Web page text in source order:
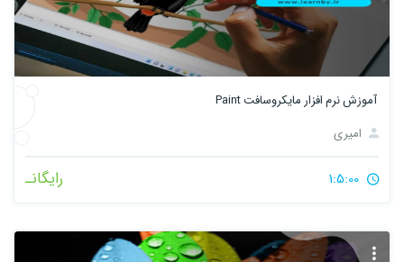
آموزش نرم افزار مایکروسافت Paint
امیری
رایگانـ